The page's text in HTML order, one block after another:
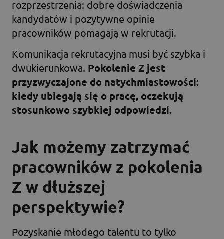
rozprzestrzenia: dobre doświadczenia
kandydatów i pozytywne opinie
pracowników pomagają w rekrutacji.
Komunikacja rekrutacyjna musi być szybka i
dwukierunkowa. Pokolenie Z jest
przyzwyczajone do natychmiastowości:
kiedy ubiegają się o pracę, oczekują
stosunkowo szybkiej odpowiedzi.
Jak możemy zatrzymać
pracowników z pokolenia
Z w dłuższej
perspektywie?
Pozyskanie młodego talentu to tylko